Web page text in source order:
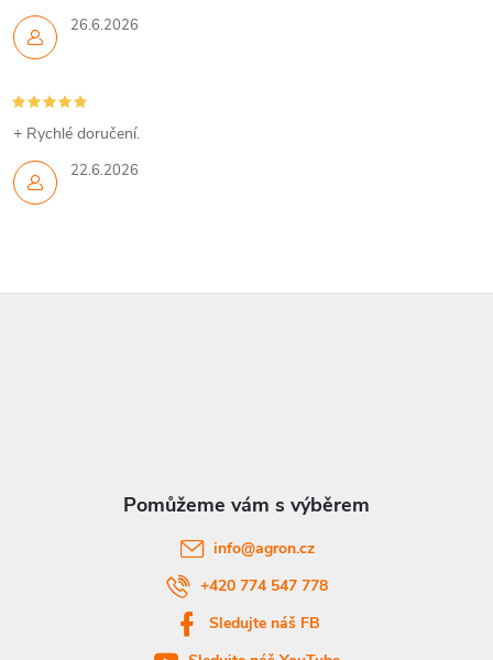
26.6.2026
22.6.2026
+ Rychlé doručení.
info@agron.cz
+420 774 547 778
Sledujte náš FB